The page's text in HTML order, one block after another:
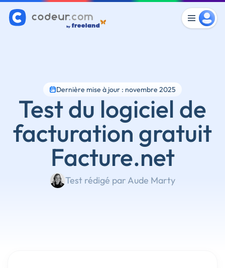
Dernière mise à jour : novembre 2025
Test du logiciel de
facturation gratuit
Facture.net
Test rédigé par Aude Marty